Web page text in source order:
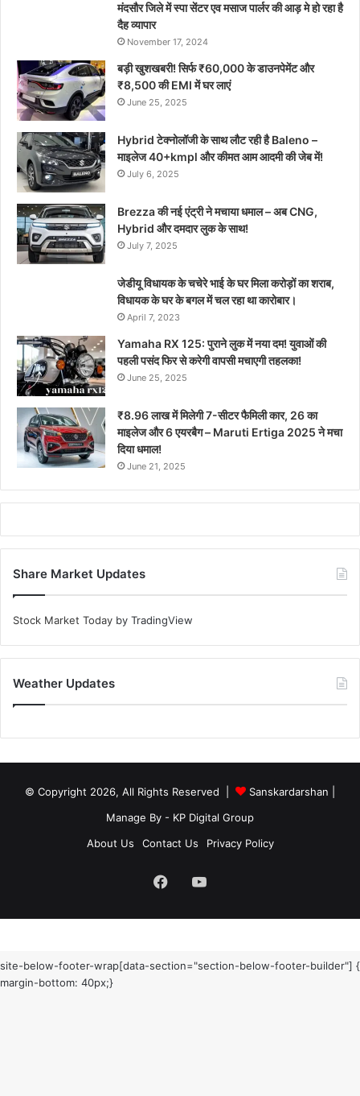
मंदसौर जिले में स्पा सेंटर एव मसाज पार्लर की आड़ मे हो रहा है
दैह व्यापार
November 17, 2024
बड़ी खुशखबरी! सिर्फ ₹60,000 के डाउनपेमेंट और
₹8,500 की EMI में घर लाएं
June 25, 2025
Hybrid टेक्नोलॉजी के साथ लौट रही है Baleno –
माइलेज 40+kmpl और कीमत आम आदमी की जेब में!
July 6, 2025
Brezza की नई एंट्री ने मचाया धमाल – अब CNG,
Hybrid और दमदार लुक के साथ!
July 7, 2025
जेडीयू विधायक के चचेरे भाई के घर मिला करोड़ों का शराब,
विधायक के घर के बगल में चल रहा था कारोबार।
April 7, 2023
Yamaha RX 125: पुराने लुक में नया दम! युवाओं की
पहली पसंद फिर से करेगी वापसी मचाएगी तहलका!
June 25, 2025
₹8.96 लाख में मिलेगी 7-सीटर फैमिली कार, 26 का
माइलेज और 6 एयरबैग – Maruti Ertiga 2025 ने मचा
दिया धमाल!
June 21, 2025
Share Market Updates
Stock Market Today by TradingView
Weather Updates
© Copyright 2026, All Rights Reserved | Sanskardarshan
Manage By - KP Digital Group
About Us
Contact Us Privacy Policy
FacebookYouTube
site-below-footer-wrap[data-section="section-below-footer-builder"] {
margin-bottom: 40px;}